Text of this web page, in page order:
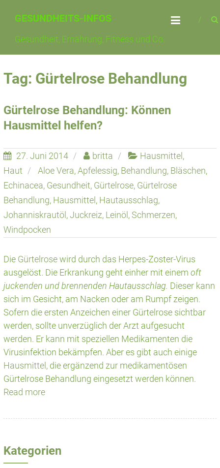
GESUNDHEITS-INFOS
Gesundheit, Ernährung, Fitness und Co.
Tag: Gürtelrose Behandlung
Gürtelrose Behandlung: Können
Hausmittel helfen?
27. Juni 2014 britta Hausmittel ,
Haut
Aloe Vera,Apfelessig, Behandlung, Bläschen,
Echinacea, Gesundheit, Gürtelrose, Gürtelrose
Behandlung, Hausmittel , Hautausschlag,
Johanniskrautöl ,Juckreiz, Leinöl , Schmerzen,
Windpocken
Die Gürtelrosewird durch das Herpes-Zoster-Virus
ausgelöst. Die Erkrankung geht einher mit einem oft
juckenden und brennenden Hautausschlag. Dieser kann
sich im Gesicht, am Nacken oder am Rumpf zeigen.
Sofern die ersten Anzeichen einer Gürtelrose sichtbar
werden, sollte unverzüglich der Arzt aufgesucht
werden. Er kann mit speziellen Medikamenten die
Virusinfektion bekämpfen. Aber es gibt auch einige
Hausmittel , die ergänzend zur medikamentösen
Gürtelrose Behandlung eingesetzt werden können.
Read more
Kategorien